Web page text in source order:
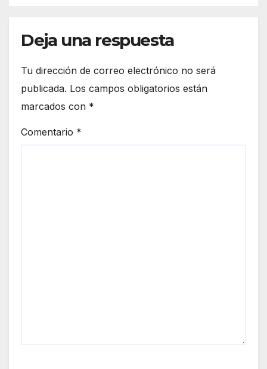
Deja una respuesta
Tu dirección de correo electrónico no será
publicada. Los campos obligatorios están
marcados con *
Comentario *